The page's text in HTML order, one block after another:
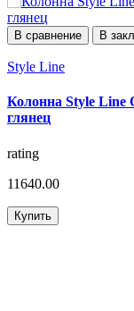
В сравнение В
Style Line
Колонна Style
глянец
rating
11640.00
Купить